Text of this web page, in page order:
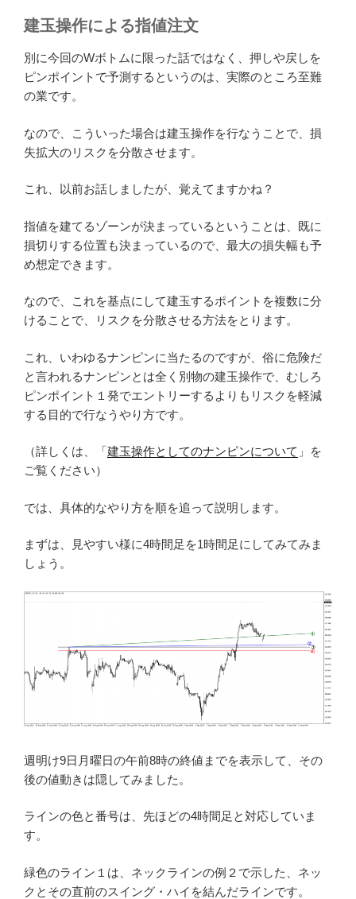
建玉操作による指値注文
別に今回のWボトムに限った話ではなく、押しや戻しを
ピンポイントで予測するというのは、実際のところ至難
の業です。
なので、こういった場合は建玉操作を行なうことで、損
失拡大のリスクを分散させます。
これ、以前お話しましたが、覚えてますかね？
指値を建てるゾーンが決まっているということは、既に
損切りする位置も決まっているので、最大の損失幅も予
め想定できます。
なので、これを基点にして建玉するポイントを複数に分
けることで、リスクを分散させる方法をとります。
これ、いわゆるナンピンに当たるのですが、俗に危険だ
と言われるナンピンとは全く別物の建玉操作で、むしろ
ピンポイント１発でエントリーするよりもリスクを軽減
する目的で行なうやり方です。
（詳しくは、「建玉操作としてのナンピンについて 」を
ご覧ください）
では、具体的なやり方を順を追って説明します。
まずは、見やすい様に4時間足を1時間足にしてみてみま
しょう。
週明け9日月曜日の午前8時の終値までを表示して、その
後の値動きは隠してみました。
ラインの色と番号は、先ほどの4時間足と対応していま
す。
緑色のライン１は、ネックラインの例２で示した、ネッ
クとその直前のスイング・ハイを結んだラインです。